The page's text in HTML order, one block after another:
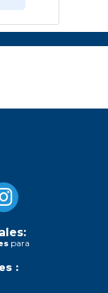
para
: